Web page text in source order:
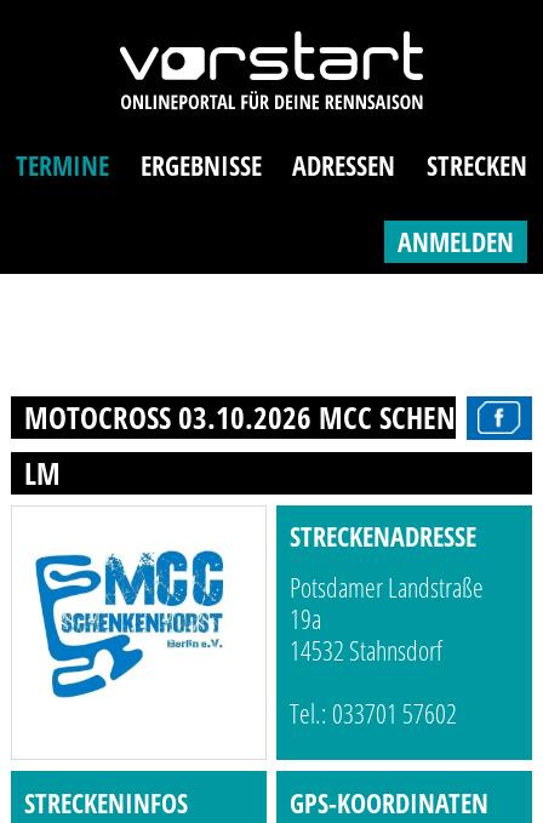
TERMINE ERGEBNISSE ADRESSEN STRECKEN
ANMELDEN
MOTOCROSS 03.10.2026 MCC
LM
STRECKENADRESSE
Potsdamer Landstraße
19a
14532 Stahnsdorf
Tel.: 033701 57602
STRECKENINFOS
GPS-KOORDINATEN